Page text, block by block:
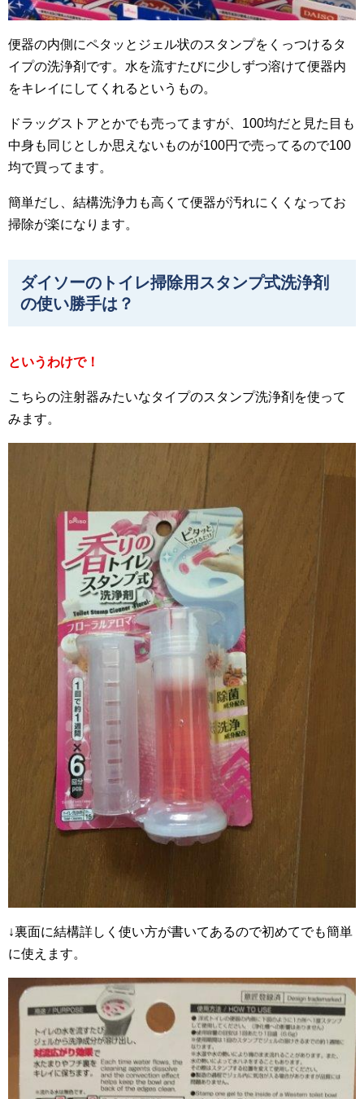
便器の内側にペタッとジェル状のスタンプをくっつけるタ
イプの洗浄剤です。水を流すたびに少しずつ溶けて便器内
をキレイにしてくれるというもの。
ドラッグストアとかでも売ってますが、100均だと見た目も
中身も同じとしか思えないものが100円で売ってるので100
均で買ってます。
簡単だし、結構洗浄力も高くて便器が汚れにくくなってお
掃除が楽になります。
ダイソーのトイレ掃除用スタンプ式洗浄剤
の使い勝手は？
というわけで！
こちらの注射器みたいなタイプのスタンプ洗浄剤を使って
みます。
↓裏面に結構詳しく使い方が書いてあるので初めてでも簡単
に使えます。